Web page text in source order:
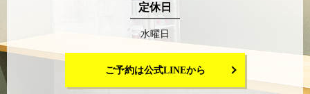
定休日
水曜日
ご予約は公式LINEから